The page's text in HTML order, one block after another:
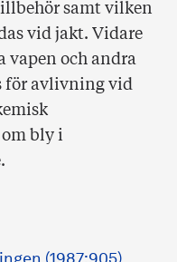
samt vilken
vid jakt. Vidare
vapen och andra
för avlivning vid
bly i